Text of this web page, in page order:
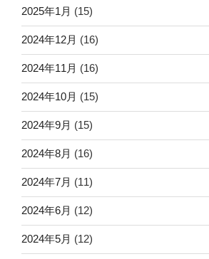
2025年1月 (15)
2024年12月 (16)
2024年11月 (16)
2024年10月 (15)
2024年9月 (15)
2024年8月 (16)
2024年7月 (11)
2024年6月 (12)
2024年5月 (12)